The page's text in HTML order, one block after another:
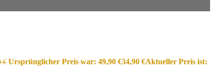
€ Ursprünglicher Preis war: 49,90 €34,90 €Aktueller Preis ist: